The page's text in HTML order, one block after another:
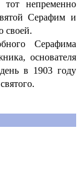
тот непременно
Серафим и
своей.
Серафима
основателя
в 1903 году